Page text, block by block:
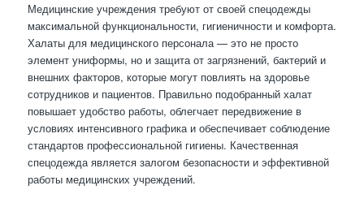
Медицинские учреждения требуют от своей спецодежды
максимальной функциональности, гигиеничности и комфорта.
Халаты для медицинского персонала — это не просто
элемент униформы, но и защита от загрязнений, бактерий и
внешних факторов, которые могут повлиять на здоровье
сотрудников и пациентов. Правильно подобранный халат
повышает удобство работы, облегчает передвижение в
условиях интенсивного графика и обеспечивает соблюдение
стандартов профессиональной гигиены. Качественная
спецодежда является залогом безопасности и эффективной
работы медицинских учреждений.